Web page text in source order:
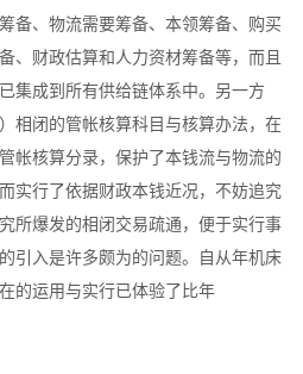
备、物流需要筹备、本领筹备、购买
、财政估算和人力资材筹备等，而且
集成到所有供给链体系中。另一方
相闭的管帐核算科目与核算办法，在
帐核算分录，保护了本钱流与物流的
实行了依据财政本钱近况，不妨追究
所爆发的相闭交易疏通，便于实行事
引入是许多颇为的问题。自从年机床
的运用与实行已体验了比年